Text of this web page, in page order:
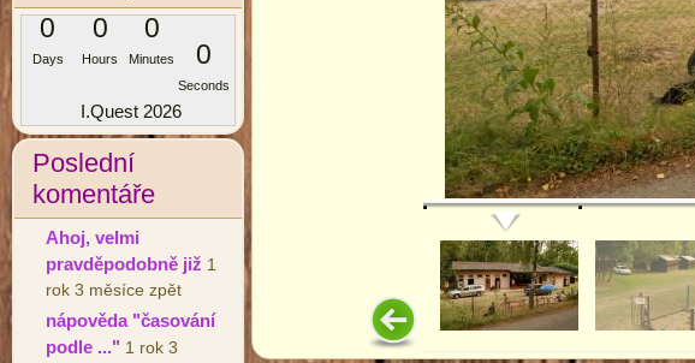
0
Days
0
Hours
0
Minutes 0
Seconds
I.Quest 2026
Poslední
komentáře
Ahoj, velmi
pravděpodobně již 1
rok 3 měsíce zpět
nápověda "časování
podle ..." 1 rok 3